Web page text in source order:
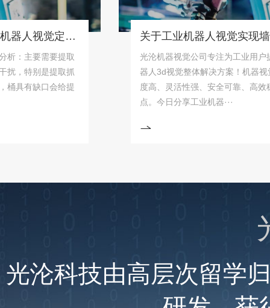
桶状物体识别抓取系统「机器人视觉定位抓取解决方案」
要需要提取
别是提取抓
缺口会给提
光沦机器视觉公司专注为工业用户提供
器人3d视觉整体解决方案！机器视觉识
度高、灵活性强、安全可靠、高效稳定
点。今日分享工业机器···
光沦科技由高层次留学